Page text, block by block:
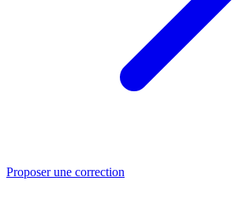
Proposer une correction